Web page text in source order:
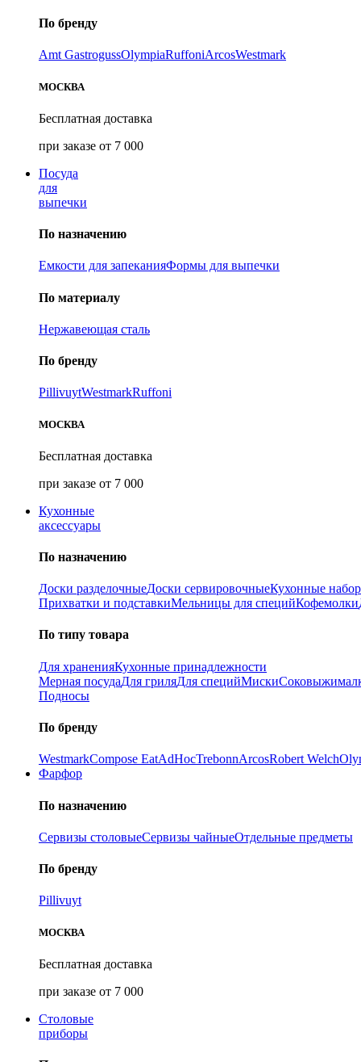
По бренду
Amt GastrogussOlympiaRuffoniArcosWestmark
МОСКВА
Бесплатная доставка
при заказе от 7 000
Посуда
для
выпечки
По назначению
Емкости для запеканияФормы для выпечки
По материалу
Нержавеющая сталь
По бренду
PillivuytWestmarkRuffoni
МОСКВА
Бесплатная доставка
при заказе от 7 000
Кухонные
аксессуары
По назначению
Доски разделочныеДоски сервировочныеКухонные
Прихватки и подставкиМельницы для специйКофемолки
По типу товара
Для храненияКухонные принадлежности
Мерная посудаДля гриляДля специйМиски
Подносы
По бренду
WestmarkCompose EatAdHocTrebonnArcosRobert Welch
Фарфор
По назначению
Сервизы столовыеСервизы чайныеОтдельные предметы
По бренду
Pillivuyt
МОСКВА
Бесплатная доставка
при заказе от 7 000
Столовые
приборы